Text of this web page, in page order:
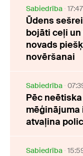
Sabiedrība 17:47
Ūdens
bojāti ceļi
novads
novēršanai
Sabiedrība
Pēc
mēģinājuma
atvaļina
Sabiedrība